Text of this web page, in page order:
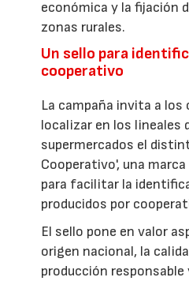
económica y la fijación
zonas rurales.
Un sello para
cooperativo
La campaña invita a los
localizar en los lineales
supermercados el
Cooperativo', una
para facilitar la
producidos por
El sello pone en valor
origen nacional, la
producción